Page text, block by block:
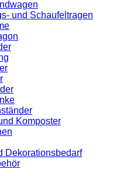
und Schaufeltragen
Komposter
Dekorationsbedarf